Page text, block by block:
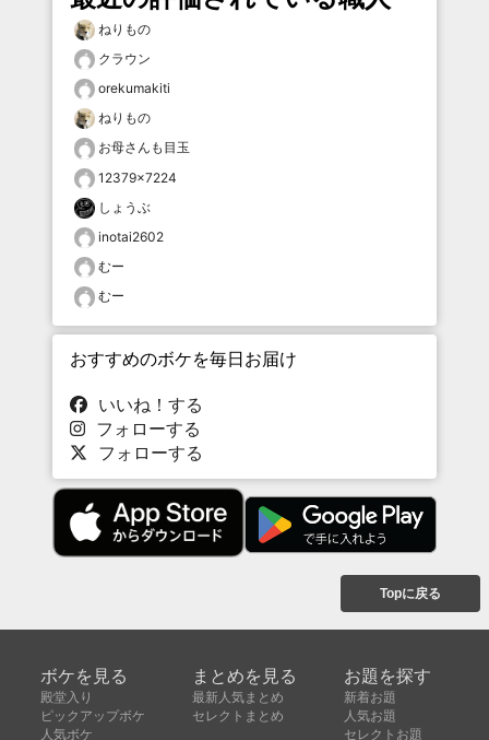
ねりもの
クラウン
orekumakiti
ねりもの
お母さんも目玉
12379×7224
しょうぶ
inotai2602
むー
むー
おすすめのボケを毎日お届け
いいね！する
フォローする
フォローする
Topに戻る
ボケを見る
殿堂入り
ピックアップボケ
人気ボケ
まとめを見る
最新人気まとめ
セレクトまとめ
お題を探す
新着お題
人気お題
セレクトお題